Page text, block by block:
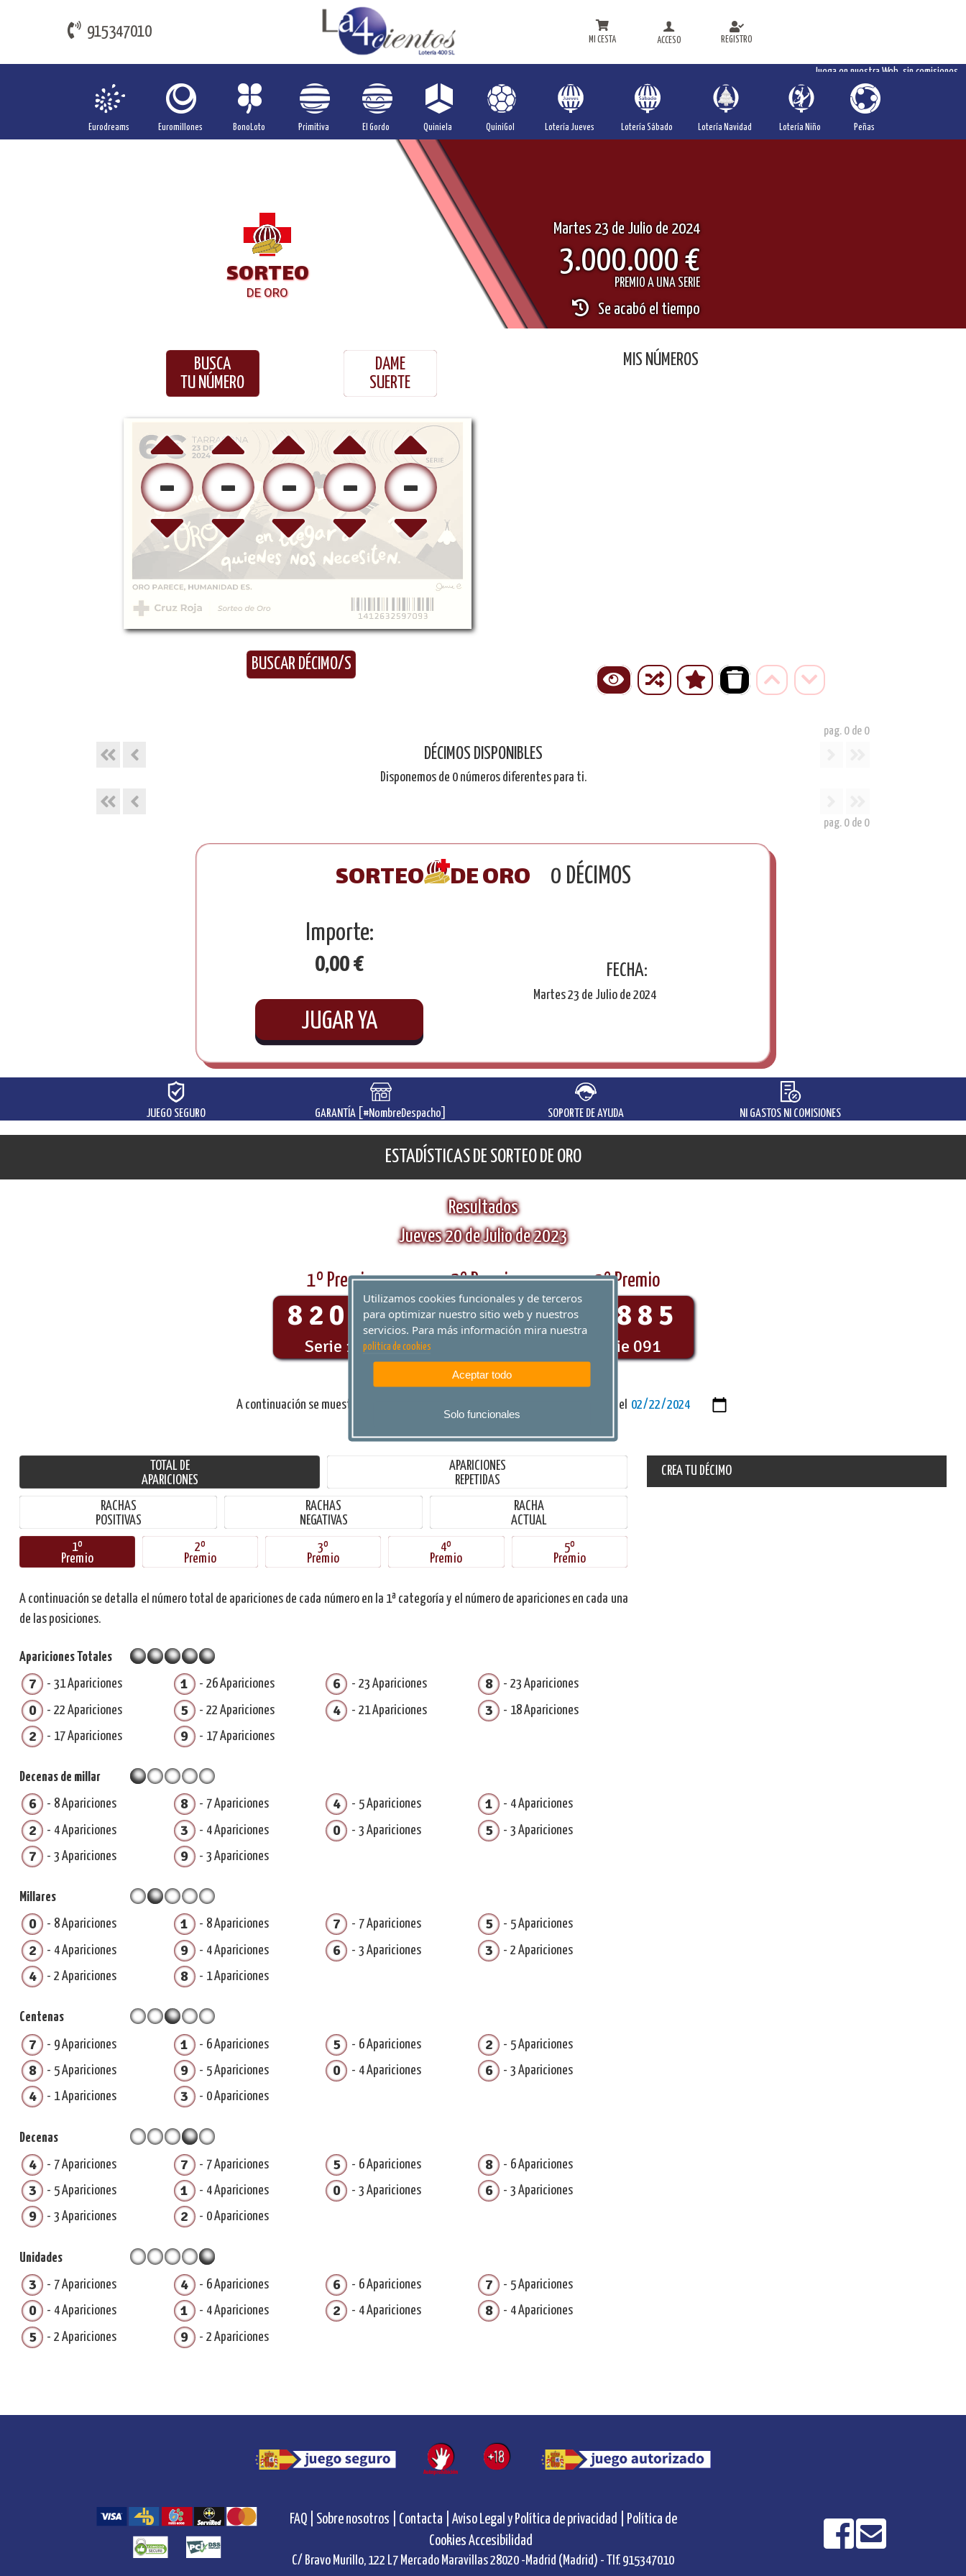
915347010 MI CESTA ACCESO REGISTRO
Juega en nuestra Web, sin comisiones
Eurodreams Euromillones BonoLoto Primitiva El Gordo Quiniela QuiniGol Lotería Jueves Lotería Sábado Lotería Navidad Lotería Niño Peñas
SORTEO
DE ORO
Martes 23 de Julio de 2024
3.000.000 €
PREMIO A UNA SERIE
Se acabó el tiempo
BUSCA
TU NÚMERO
DAME
SUERTE
- - - - -
BUSCAR DÉCIMO/S
MIS NÚMEROS
DÉCIMOS DISPONIBLES
pag. 0 de 0
Disponemos de 0números diferentes para ti.
pag. 0 de 0
SORTEO DE ORO 0 DÉCIMOS
Importe:
0,00€
JUGAR YA
FECHA:
Martes 23 de Julio de 2024
JUEGO SEGURO GARANTÍA [#NombreDespacho] SOPORTE DE AYUDA NI GASTOS NI COMISIONES
ESTADÍSTICAS DE SORTEO DE ORO
Resultados
Jueves 20 de Julio de 2023
1º Premio
82033
Serie 104
2º Premio
57304
3º Premio
86885
Serie 091
A continuación se muestran las estadísticas hasta el
TOTAL DE
APARICIONES
APARICIONES
REPETIDAS
RACHAS
POSITIVAS
RACHAS
NEGATIVAS
RACHA
ACTUAL
1º
Premio
2º
Premio
3º
Premio
4º
Premio
5º
Premio
A continuación se detalla el número total de apariciones de cada número en la 1ª categoría y el número de apariciones en cada una
de las posiciones.
Apariciones Totales
7 31 Apariciones 1 26 Apariciones 6 23 Apariciones 8 23 Apariciones
0 22 Apariciones 5 22 Apariciones 4 21 Apariciones 3 18 Apariciones
2 17 Apariciones 9 17 Apariciones
Decenas de millar
6 8 Apariciones 8 7 Apariciones 4 5 Apariciones 1 4 Apariciones
2 4 Apariciones 3 4 Apariciones 0 3 Apariciones 5 3 Apariciones
7 3 Apariciones 9 3 Apariciones
Millares
0 8 Apariciones 1 8 Apariciones 7 7 Apariciones 5 5 Apariciones
2 4 Apariciones 9 4 Apariciones 6 3 Apariciones 3 2 Apariciones
4 2 Apariciones 8 1 Apariciones
Centenas
7 9 Apariciones 1 6 Apariciones 5 6 Apariciones 2 5 Apariciones
8 5 Apariciones 9 5 Apariciones 0 4 Apariciones 6 3 Apariciones
4 1 Apariciones 3 0 Apariciones
Decenas
4 7 Apariciones 7 7 Apariciones 5 6 Apariciones 8 6 Apariciones
3 5 Apariciones 1 4 Apariciones 0 3 Apariciones 6 3 Apariciones
9 3 Apariciones 2 0 Apariciones
Unidades
3 7 Apariciones 4 6 Apariciones 6 6 Apariciones 7 5 Apariciones
0 4 Apariciones 1 4 Apariciones 2 4 Apariciones 8 4 Apariciones
5 2 Apariciones 9 2 Apariciones
CREA TU DÉCIMO
FAQ | Sobre nosotros | Contacta | Aviso Legal y Política de privacidad |
Política de
Cookies Accesibilidad
C/ Bravo Murillo, 122 L7 Mercado Maravillas 28020 -Madrid (Madrid) - Tlf. 915347010
Utilizamos cookies funcionales y de terceros
para optimizar nuestro sitio web y nuestros
servicios. Para más información mira nuestra
politica de cookies
Aceptar todo
Solo funcionales